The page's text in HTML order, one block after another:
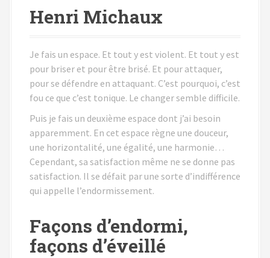
Henri Michaux
Je fais un espace. Et tout y est violent. Et tout y est
pour briser et pour être brisé. Et pour attaquer,
pour se défendre en attaquant. C’est pourquoi, c’est
fou ce que c’est tonique. Le changer semble difficile.
Puis je fais un deuxième espace dont j’ai besoin
apparemment. En cet espace règne une douceur,
une horizontalité, une égalité, une harmonie…
Cependant, sa satisfaction même ne se donne pas
satisfaction. Il se défait par une sorte d’indifférence
qui appelle l’endormissement.
Façons d’endormi,
façons d’éveillé